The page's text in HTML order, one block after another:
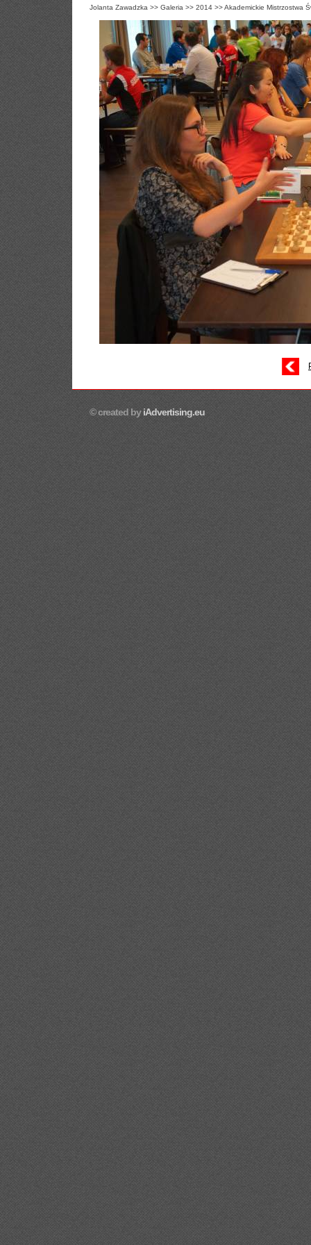
Jolanta Zawadzka >> Galeria >> 2014 >>Akademickie Mistrzostwa
© created byiAdvertising.eu